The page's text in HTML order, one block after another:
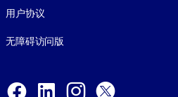
用户协议
无障碍访问版
Facebook
LinkedInInstagram